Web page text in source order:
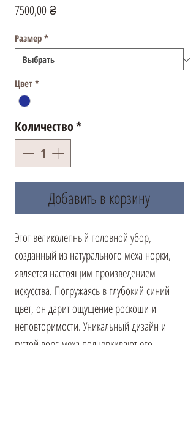
7500,00 ₴Цена
Размер *
Цвет *
Количество*
Добавить в корзину
Этот великолепный головной убор,
созданный из натурального меха норки,
является настоящим произведением
искусства. Погружаясь в глубокий синий
цвет, он дарит ощущение роскоши и
неповторимости. Уникальный дизайн и
густой ворс меха подчеркивают его